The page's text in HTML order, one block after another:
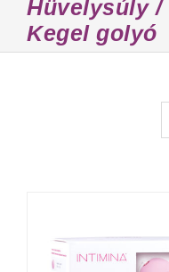
Hüvelysúly /
Kegel golyó